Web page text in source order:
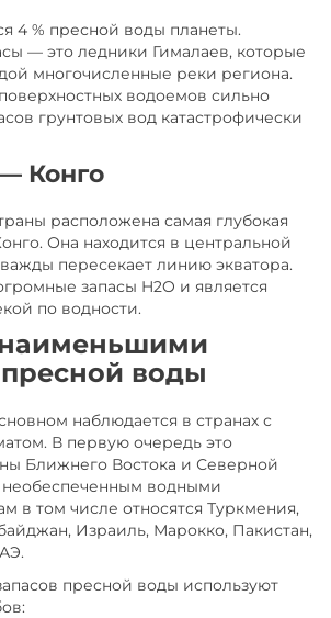
4 % пресной воды планеты.
— это ледники Гималаев, которые
многочисленные реки региона.
водоемов сильно
грунтовых вод катастрофически
Конго
расположена самая глубокая
Она находится в центральной
пересекает линию экватора.
запасы H2O и является
по водности.
воды
наблюдается в странах с
В первую очередь это
Ближнего Востока и Северной
водными
в том числе относятся Туркмения,
Израиль, Марокко, Пакистан,
пресной воды используют